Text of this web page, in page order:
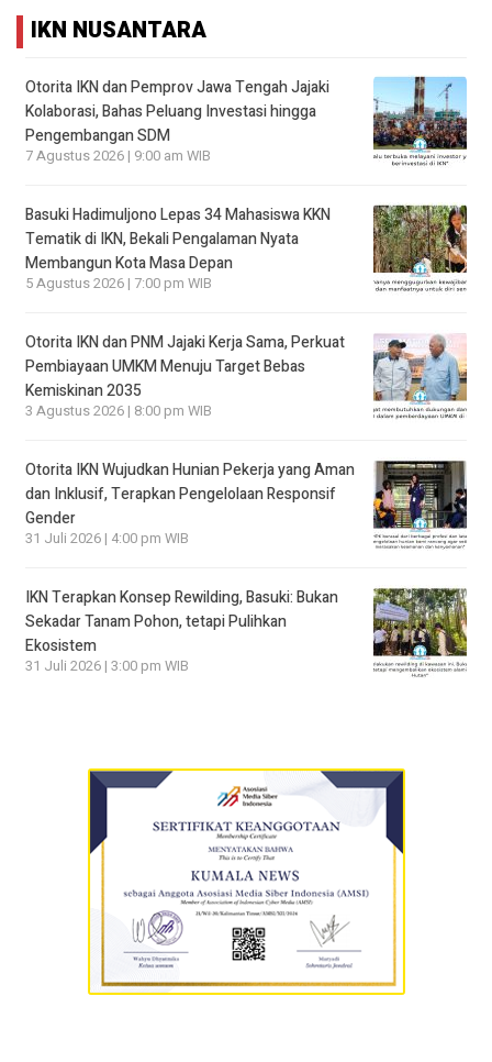
IKN NUSANTARA
Otorita IKN dan Pemprov Jawa Tengah Jajaki
Kolaborasi, Bahas Peluang Investasi hingga
Pengembangan SDM
7 Agustus 2026 | 9:00 am WIB
Basuki Hadimuljono Lepas 34 Mahasiswa KKN
Tematik di IKN, Bekali Pengalaman Nyata
Membangun Kota Masa Depan
5 Agustus 2026 | 7:00 pm WIB
Otorita IKN dan PNM Jajaki Kerja Sama, Perkuat
Pembiayaan UMKM Menuju Target Bebas
Kemiskinan 2035
3 Agustus 2026 | 8:00 pm WIB
Otorita IKN Wujudkan Hunian Pekerja yang Aman
dan Inklusif, Terapkan Pengelolaan Responsif
Gender
31 Juli 2026 | 4:00 pm WIB
IKN Terapkan Konsep Rewilding, Basuki: Bukan
Sekadar Tanam Pohon, tetapi Pulihkan
Ekosistem
31 Juli 2026 | 3:00 pm WIB